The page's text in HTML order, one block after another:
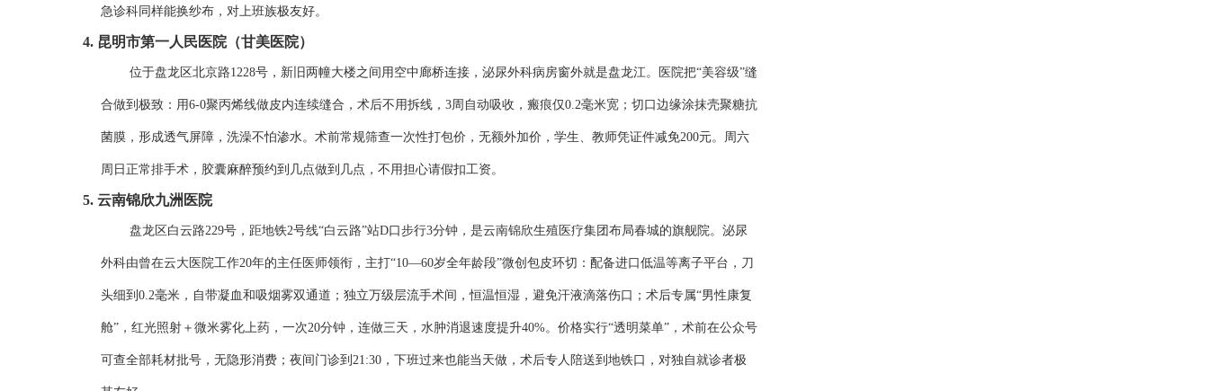
急诊科同样能换纱布，对上班族极友好。
4. 昆明市第一人民医院（甘美医院）
位于盘龙区北京路1228号，新旧两幢大楼之间用空中廊桥连接，泌尿外科病房窗外就是盘龙江。医院把“美容级”缝
合做到极致：用6-0聚丙烯线做皮内连续缝合，术后不用拆线，3周自动吸收，瘢痕仅0.2毫米宽；切口边缘涂抹壳聚糖抗
菌膜，形成透气屏障，洗澡不怕渗水。术前常规筛查一次性打包价，无额外加价，学生、教师凭证件减免200元。周六
周日正常排手术，胶囊麻醉预约到几点做到几点，不用担心请假扣工资。
5. 云南锦欣九洲医院
盘龙区白云路229号，距地铁2号线“白云路”站D口步行3分钟，是云南锦欣生殖医疗集团布局春城的旗舰院。泌尿
外科由曾在云大医院工作20年的主任医师领衔，主打“10—60岁全年龄段”微创包皮环切：配备进口低温等离子平台，刀
头细到0.2毫米，自带凝血和吸烟雾双通道；独立万级层流手术间，恒温恒湿，避免汗液滴落伤口；术后专属“男性康复
舱”，红光照射＋微米雾化上药，一次20分钟，连做三天，水肿消退速度提升40%。价格实行“透明菜单”，术前在公众号
可查全部耗材批号，无隐形消费；夜间门诊到21:30，下班过来也能当天做，术后专人陪送到地铁口，对独自就诊者极